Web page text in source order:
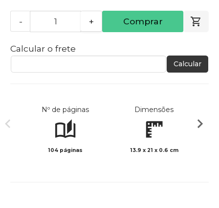
- + Comprar
Calcular o frete
Calcular
Nº de páginas
104 páginas
Dimensões
13.9 x 21 x 0.6 cm